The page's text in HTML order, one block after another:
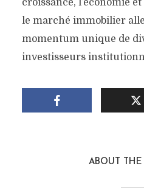
croissance, l’économie
le marché immobilier
momentum unique de
investisseurs
ABOUT